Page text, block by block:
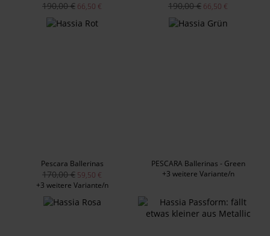
190,00 € 66,50 € 190,00 € 66,50 €
Pescara Ballerinas
170,00 € 59,50 €
+3 weitere Variante/n
PESCARA Ballerinas - Green
+3 weitere Variante/n